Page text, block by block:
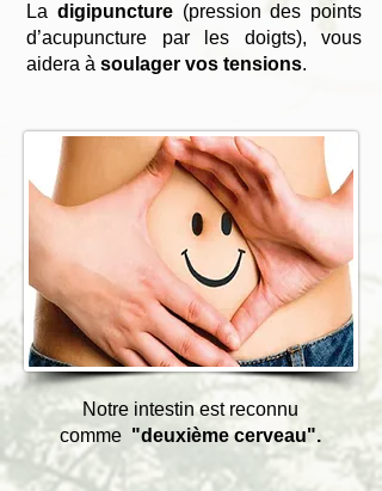
La digipuncture (pression des points
d’acupuncture par les doigts), vous
aidera à soulager vos tensions.
Notre intestin est reconnu
comme "deuxième cerveau".